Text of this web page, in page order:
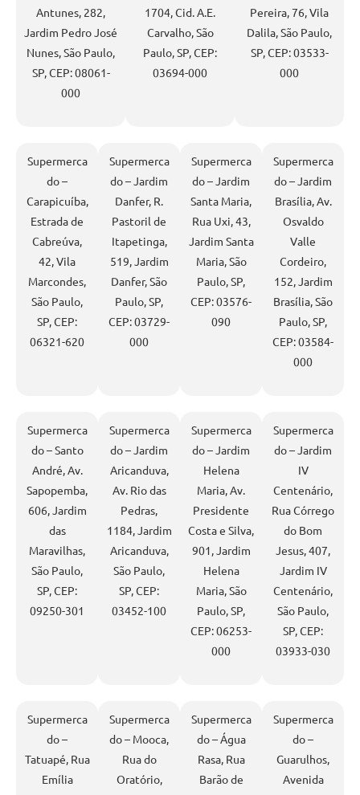
Antunes, 282,
Jardim Pedro José
Nunes, São Paulo,
SP, CEP: 08061-
000
1704, Cid. A.E.
Carvalho, São
Paulo, SP, CEP:
03694-000
Pereira, 76, Vila
Dalila, São Paulo,
SP, CEP: 03533-
000
Supermerca
do –
Carapicuíba,
Estrada de
Cabreúva,
42, Vila
Marcondes,
São Paulo,
SP, CEP:
06321-620
Supermerca
do – Jardim
Danfer, R.
Pastoril de
Itapetinga,
519, Jardim
Danfer, São
Paulo, SP,
CEP: 03729-
000
Supermerca
do – Jardim
Santa Maria,
Rua Uxi, 43,
Jardim Santa
Maria, São
Paulo, SP,
CEP: 03576-
090
Supermerca
do – Jardim
Brasília, Av.
Osvaldo
Valle
Cordeiro,
152, Jardim
Brasília, São
Paulo, SP,
CEP: 03584-
000
Supermerca
do – Santo
André, Av.
Sapopemba,
606, Jardim
das
Maravilhas,
São Paulo,
SP, CEP:
09250-301
Supermerca
do – Jardim
Aricanduva,
Av. Rio das
Pedras,
1184, Jardim
Aricanduva,
São Paulo,
SP, CEP:
03452-100
Supermerca
do – Jardim
Helena
Maria, Av.
Presidente
Costa e Silva,
901, Jardim
Helena
Maria, São
Paulo, SP,
CEP: 06253-
000
Supermerca
do – Jardim
IV
Centenário,
Rua Córrego
do Bom
Jesus, 407,
Jardim IV
Centenário,
São Paulo,
SP, CEP:
03933-030
Supermerca
do –
Tatuapé, Rua
Emília
Supermerca
do – Mooca,
Rua do
Oratório,
Supermerca
do – Água
Rasa, Rua
Barão de
Supermerca
do –
Guarulhos,
Avenida